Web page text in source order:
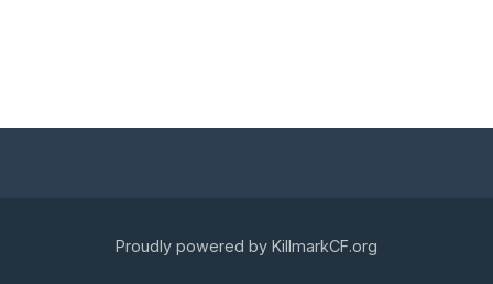
Proudly powered by KillmarkCF.org